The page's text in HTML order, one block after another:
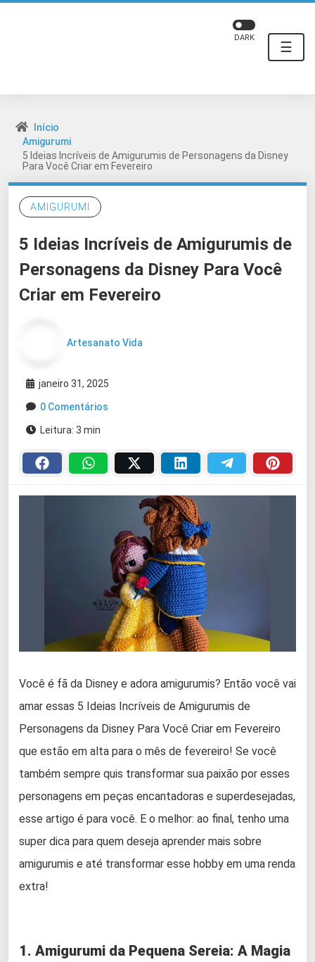
☰
DARK
Início
Amigurumi
5 Ideias Incríveis de Amigurumis de Personagens da Disney
Para Você Criar em Fevereiro
AMIGURUMI
5 Ideias Incríveis de Amigurumis de
Personagens da Disney Para Você
Criar em Fevereiro
Artesanato Vida
janeiro 31, 2025
0 Comentários
Leitura: 3 min
Você é fã da Disney e adora amigurumis? Então você vai
amar essas 5 Ideias Incríveis de Amigurumis de
Personagens da Disney Para Você Criar em Fevereiro
que estão em alta para o mês de fevereiro! Se você
também sempre quis transformar sua paixão por esses
personagens em peças encantadoras e superdesejadas,
esse artigo é para você. E o melhor: ao final, tenho uma
super dica para quem deseja aprender mais sobre
amigurumis e até transformar esse hobby em uma renda
extra!
1. Amigurumi da Pequena Sereia: A Magia